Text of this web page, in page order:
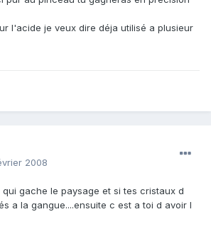
l'acide je veux dire déja utilisé a plusieur
2008
gache le paysage et si tes cristaux d
a la gangue....ensuite c est a toi d avoir l